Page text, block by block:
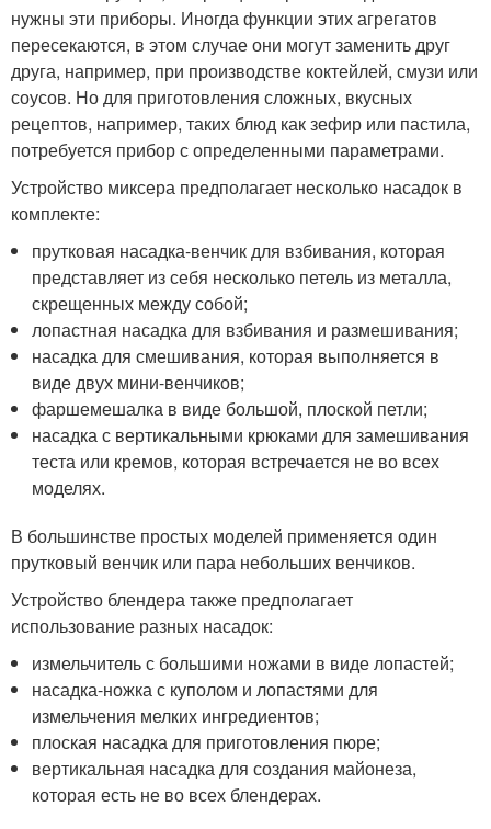
нужны эти приборы. Иногда функции этих агрегатов
пересекаются, в этом случае они могут заменить друг
друга, например, при производстве коктейлей, смузи или
соусов. Но для приготовления сложных, вкусных
рецептов, например, таких блюд как зефир или пастила,
потребуется прибор с определенными параметрами.
Устройство миксера предполагает несколько насадок в
комплекте:
прутковая насадка-венчик для взбивания, которая
представляет из себя несколько петель из металла,
скрещенных между собой;
лопастная насадка для взбивания и размешивания;
насадка для смешивания, которая выполняется в
виде двух мини-венчиков;
фаршемешалка в виде большой, плоской петли;
насадка с вертикальными крюками для замешивания
теста или кремов, которая встречается не во всех
моделях.
В большинстве простых моделей применяется один
прутковый венчик или пара небольших венчиков.
Устройство блендера также предполагает
использование разных насадок:
измельчитель с большими ножами в виде лопастей;
насадка-ножка с куполом и лопастями для
измельчения мелких ингредиентов;
плоская насадка для приготовления пюре;
вертикальная насадка для создания майонеза,
которая есть не во всех блендерах.